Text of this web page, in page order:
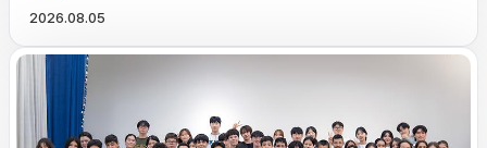
2026.08.05